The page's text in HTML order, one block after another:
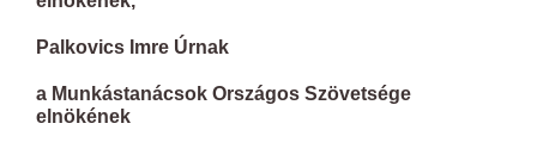
Palkovics Imre Úrnak
a Munkástanácsok Országos Szövetsége
elnökének